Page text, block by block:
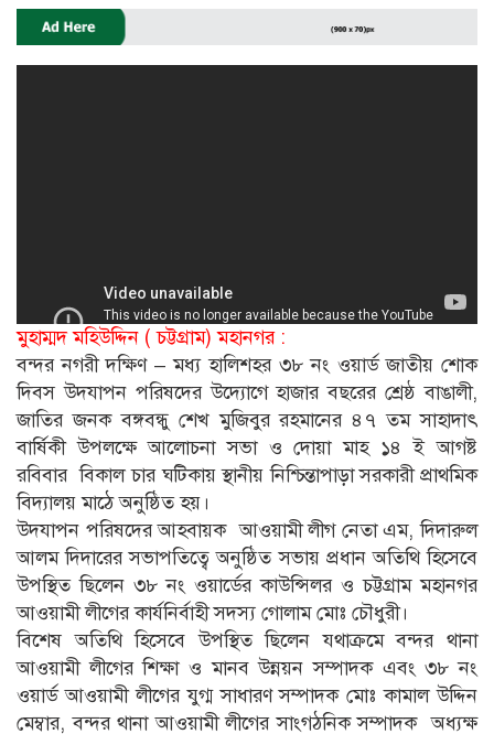
মুহাম্মদ মহিউদ্দিন ( চট্টগ্রাম) মহানগর :
বন্দর নগরী দক্ষিণ – মধ্য হালিশহর ৩৮ নং ওয়ার্ড জাতীয় শোক
দিবস উদযাপন পরিষদের উদ্যোগে হাজার বছরের শ্রেষ্ঠ বাঙালী,
জাতির জনক বঙ্গবন্ধু শেখ মুজিবুর রহমানের ৪৭ তম সাহাদাৎ
বার্ষিকী উপলক্ষে আলোচনা সভা ও দোয়া মাহ ১৪ ই আগষ্ট
রবিবার বিকাল চার ঘটিকায় স্থানীয় নিশ্চিন্তাপাড়া সরকারী প্রাথমিক
বিদ্যালয় মাঠে অনুষ্ঠিত হয়।
উদযাপন পরিষদের আহবায়ক আওয়ামী লীগ নেতা এম, দিদারুল
আলম দিদারের সভাপতিত্বে অনুষ্ঠিত সভায় প্রধান অতিথি হিসেবে
উপস্থিত ছিলেন ৩৮ নং ওয়ার্ডের কাউন্সিলর ও চট্টগ্রাম মহানগর
আওয়ামী লীগের কার্যনির্বাহী সদস্য গোলাম মোঃ চৌধুরী।
বিশেষ অতিথি হিসেবে উপস্থিত ছিলেন যথাক্রমে বন্দর থানা
আওয়ামী লীগের শিক্ষা ও মানব উন্নয়ন সম্পাদক এবং ৩৮ নং
ওয়ার্ড আওয়ামী লীগের যুগ্ম সাধারণ সম্পাদক মোঃ কামাল উদ্দিন
মেম্বার, বন্দর থানা আওয়ামী লীগের সাংগঠনিক সম্পাদক অধ্যক্ষ